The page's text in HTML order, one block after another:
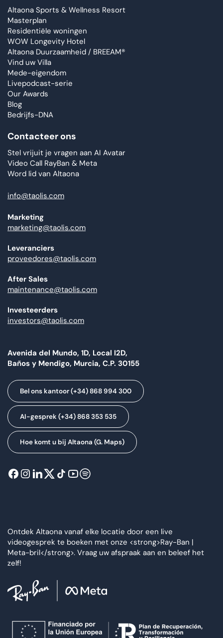
Altaona Sports & Wellness Resort
Masterplan
Residentiële woningen
WOW Longevity Hotel
Altaona Duurzaamheid / BREEAM®
Vind uw Villa
Mede-eigendom
Livepodcast-serie
Our Awards
Blog
Bedrijfs-DNA
Contacteer ons
Stel vrijuit je vragen aan AI Avatar
Video Call RayBan & Meta
Word lid van Altaona
info@taolis.com
Marketing
marketing@taolis.com
Leveranciers
proveedores@taolis.com
After Sales
maintenance@taolis.com
Investeerders
investors@taolis.com
Avenida del Mundo, 1D, Local I2D,
Baños y Mendigo, Murcia, C.P. 30155
Bel ons kantoor (+34) 868 994 300
AI-gesprek (+34) 868 353 535
Hoe komt u bij Altaona (G. Maps)
Ontdek Altaona vanaf elke locatie door een live
videogesprek te boeken met onze <strong>Ray-Ban |
Meta-bril</strong>. Vraag uw afspraak aan en beleef het
zelf!